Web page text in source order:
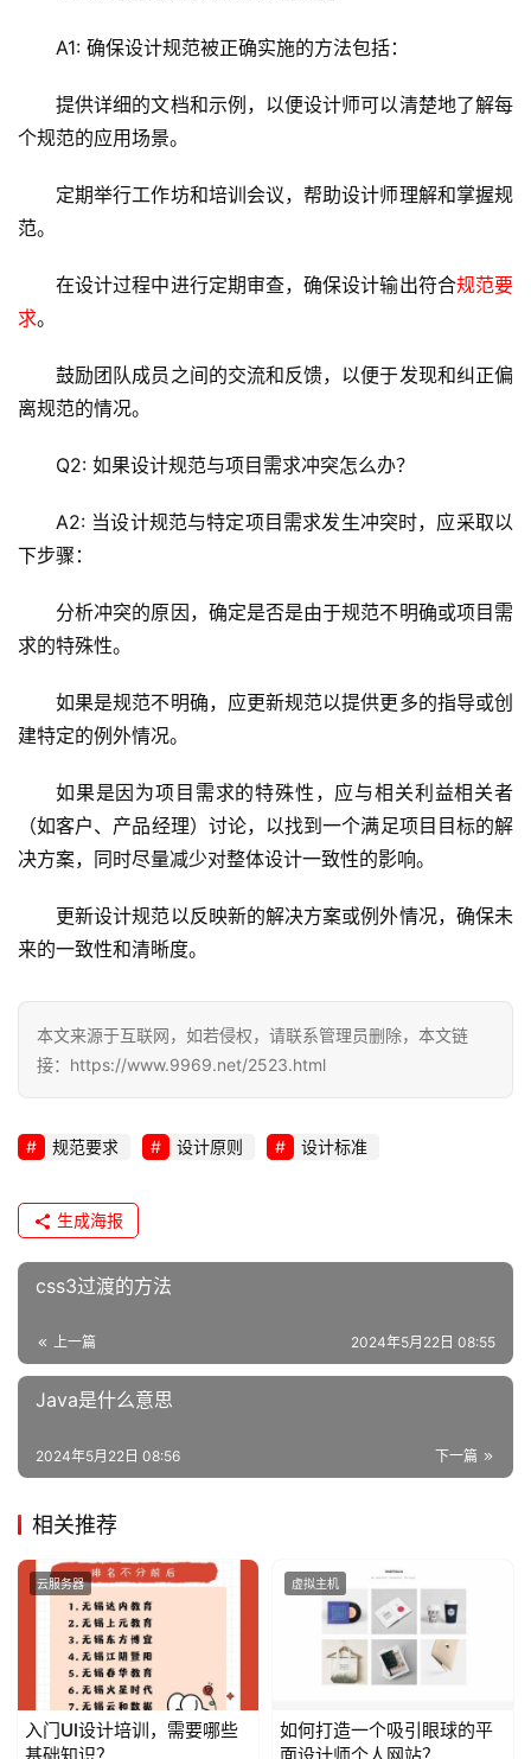
安
l
u
维
A1: 确保设计规范被正确实施的方法包括：
提供详细的文档和示例，以便设计师可以清楚地了解每
个规范的应用场景。
定期举行工作坊和培训会议，帮助设计师理解和掌握规
范。
在设计过程中进行定期审查，确保设计输出符合规范要
求。
鼓励团队成员之间的交流和反馈，以便于发现和纠正偏
离规范的情况。
Q2: 如果设计规范与项目需求冲突怎么办？
A2: 当设计规范与特定项目需求发生冲突时，应采取以
下步骤：
分析冲突的原因，确定是否是由于规范不明确或项目需
求的特殊性。
如果是规范不明确，应更新规范以提供更多的指导或创
建特定的例外情况。
如果是因为项目需求的特殊性，应与相关利益相关者
（如客户、产品经理）讨论，以找到一个满足项目目标的解
决方案，同时尽量减少对整体设计一致性的影响。
更新设计规范以反映新的解决方案或例外情况，确保未
来的一致性和清晰度。
本文来源于互联网，如若侵权，请联系管理员删除，本文链
接：https://www.9969.net/2523.html
规范要求 设计原则 设计标准
生成海报
css3过渡的方法
上一篇 2024年5月22日 08:55
Java是什么意思
下一篇
2024年5月22日 08:56
相关推荐
云服务器
入门UI设计培训，需要哪些
虚拟主机
如何打造一个吸引眼球的平